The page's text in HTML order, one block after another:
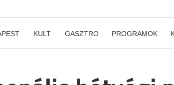
KULT GASZTRO PROGRAMOK